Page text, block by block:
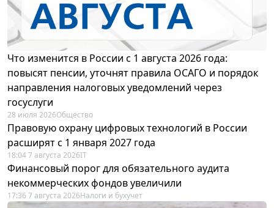
Что изменится в России с 1 августа 2026 года:
повысят пенсии, уточнят правила ОСАГО и порядок
направления налоговых уведомлений через
госуслуги
28 июля 2026Общество
Правовую охрану цифровых технологий в России
расширят с 1 января 2027 года
18:04 7 августа 2026IT
Финансовый порог для обязательного аудита
некоммерческих фондов увеличили
17:36 7 августа 2026Налоги и бухучет